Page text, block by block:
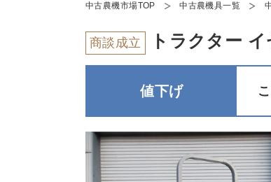
中古農機市場TOP 中古農機具一覧
商談成立 トラクター
値下げ